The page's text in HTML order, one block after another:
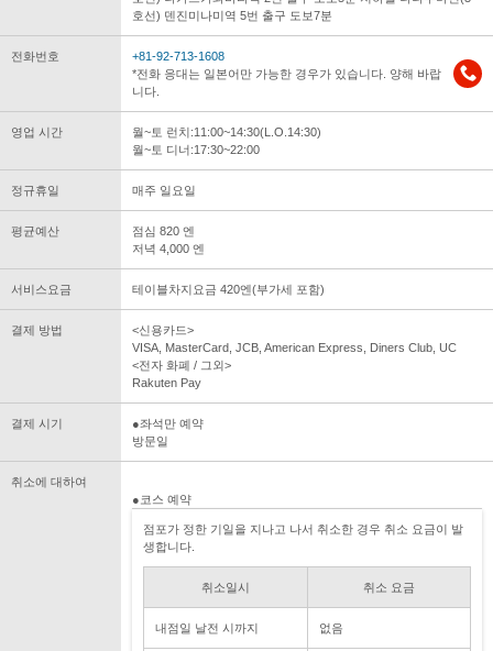
호선) 덴진미나미역 5번 출구 도보7분
전화번호
+81-92-713-1608
*전화 응대는 일본어만 가능한 경우가 있습니다. 양해 바랍
니다.
영업 시간
월~토 런치:11:00~14:30(L.O.14:30)
월~토 디너:17:30~22:00
정규휴일 매주 일요일
평균예산
점심 820 엔
저녁 4,000 엔
서비스요금 테이블차지요금 420엔(부가세 포함)
결제 방법
<신용카드>
VISA, MasterCard, JCB, American Express, Diners Club, UC
<전자 화폐 / 그외>
Rakuten Pay
결제 시기
●좌석만 예약
방문일
취소에 대하여
●코스 예약
점포가 정한 기일을 지나고 나서 취소한 경우 취소 요금이 발
생합니다.
취소일시 취소 요금
내점일 날전 시까지 없음